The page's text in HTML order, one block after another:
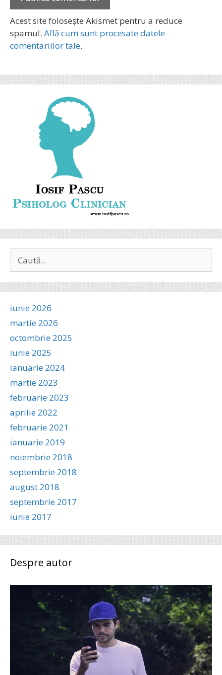
Acest site folosește Akismet pentru a reduce
spamul. Află cum sunt procesate datele
comentariilor tale.
după:
iunie 2026
martie 2026
octombrie 2025
iunie 2025
ianuarie 2024
martie 2023
februarie 2023
aprilie 2022
februarie 2021
ianuarie 2019
noiembrie 2018
septembrie 2018
august 2018
septembrie 2017
iunie 2017
Despre autor